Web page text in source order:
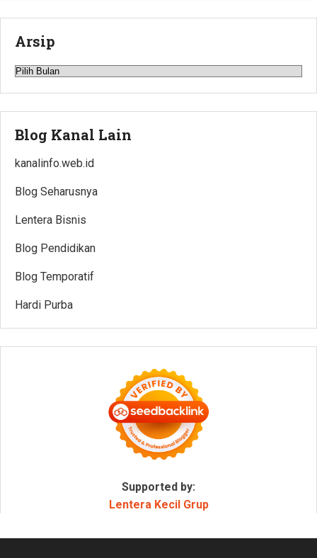
Arsip
Arsip
Blog Kanal Lain
kanalinfo.web.id
Blog Seharusnya
Lentera Bisnis
Blog Pendidikan
Blog Temporatif
Hardi Purba
Supported by:
Lentera Kecil Grup